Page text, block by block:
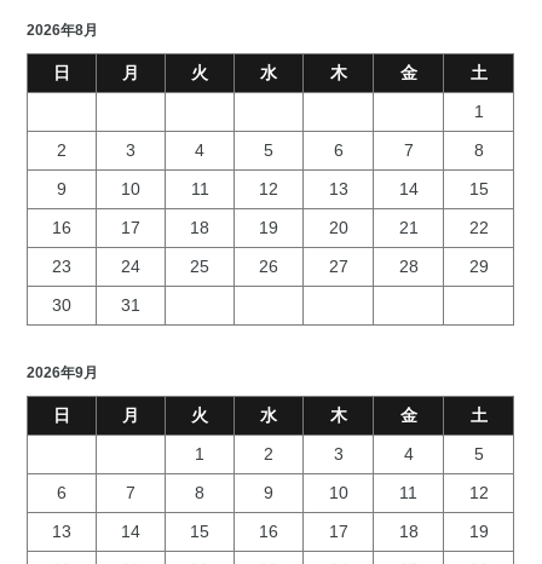
2026年8月
日 月 火 水 木 金
土
1
2
3 4 5 6 7
8
9
10 11 12 13 14
15
16
17 18 19 20 21
22
23
24 25 26 27 28
29
30
31
2026年9月
日 月 火 水 木 金
土
1
2 3 4
5
6
7 8 9 10 11
12
13
14 15 16 17 18
19